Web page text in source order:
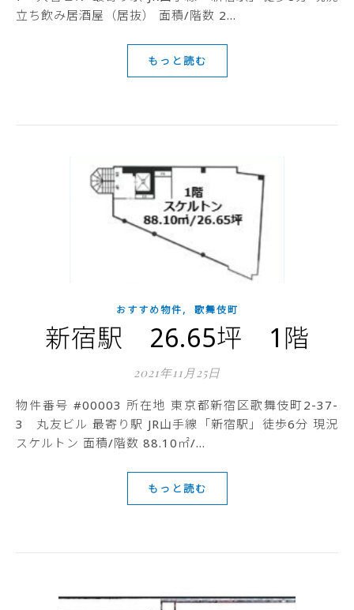
立ち飲み居酒屋（居抜） 面積/階数 2…
もっと読む
おすすめ物件, 歌舞伎町
新宿駅 26.65坪 1階
2021年11月25日
物件番号 #00003 所在地 東京都新宿区歌舞伎町2-37-
3 丸友ビル 最寄り駅 JR山手線「新宿駅」徒歩6分 現況
スケルトン 面積/階数 88.10㎡/…
もっと読む